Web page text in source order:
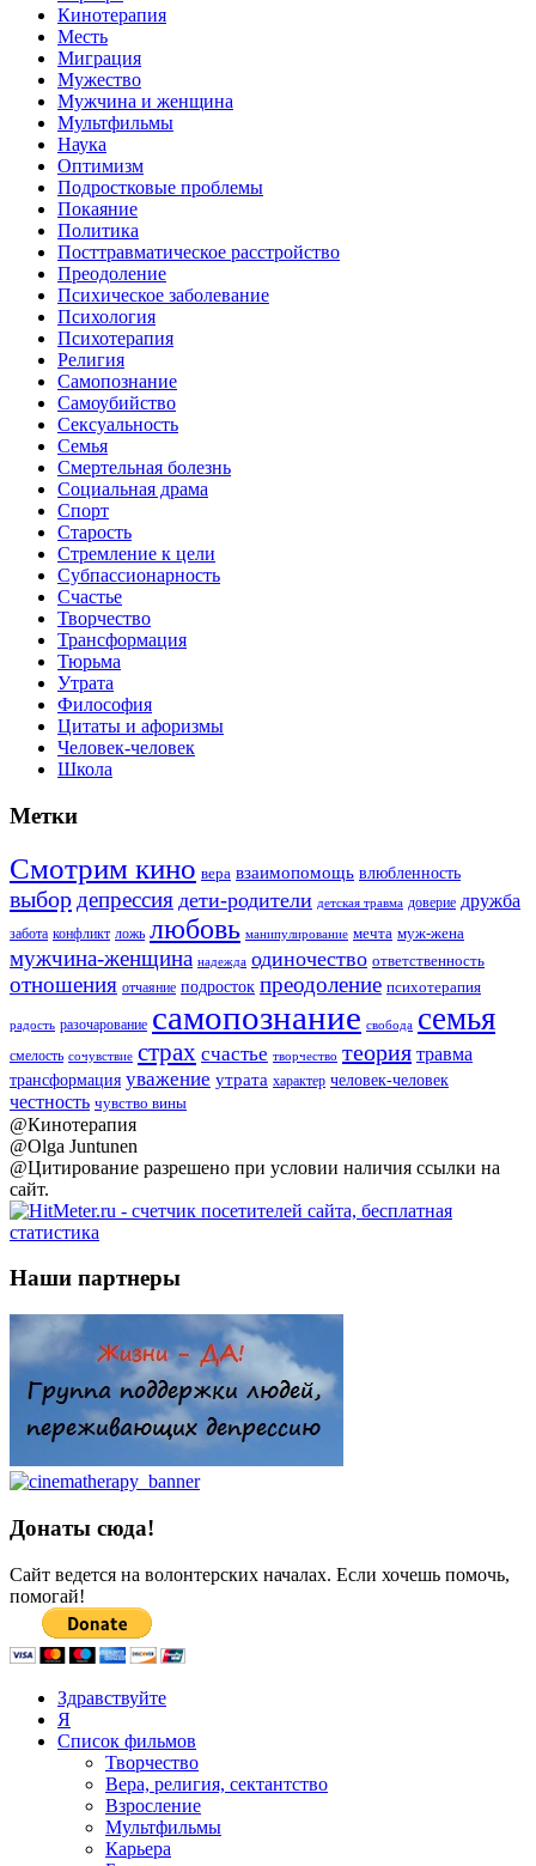
Кинотерапия
Месть
Миграция
Мужество
Мужчина и женщина
Мультфильмы
Наука
Оптимизм
Подростковые проблемы
Покаяние
Политика
Посттравматическое расстройство
Преодоление
Психическое заболевание
Психология
Психотерапия
Религия
Самопознание
Самоубийство
Сексуальность
Семья
Смертельная болезнь
Социальная драма
Спорт
Старость
Стремление к цели
Субпассионарность
Счастье
Творчество
Трансформация
Тюрьма
Утрата
Философия
Цитаты и афоризмы
Человек-человек
Школа
Метки
Смотрим кино вера взаимопомощь влюбленность
выбор депрессия дети-родители детская травма доверие дружба
забота конфликт ложь любовь манипулирование мечта муж-жена
мужчина-женщина надежда одиночество ответственность
отношения отчаяние подросток преодоление психотерапия
радость разочарование самопознание свобода семья
смелость сочувствие страх счастье творчество теория травма
трансформация уважение утрата характер человек-человек
честность чувство вины
@Кинотерапия
@Olga Juntunen
@Цитирование разрешено при условии наличия ссылки на
сайт.
Наши партнеры
Донаты сюда!
Сайт ведется на волонтерских началах. Если хочешь помочь,
помогай!
Здравствуйте
Я
Список фильмов
Творчество
Вера, религия, сектантство
Взросление
Мультфильмы
Карьера